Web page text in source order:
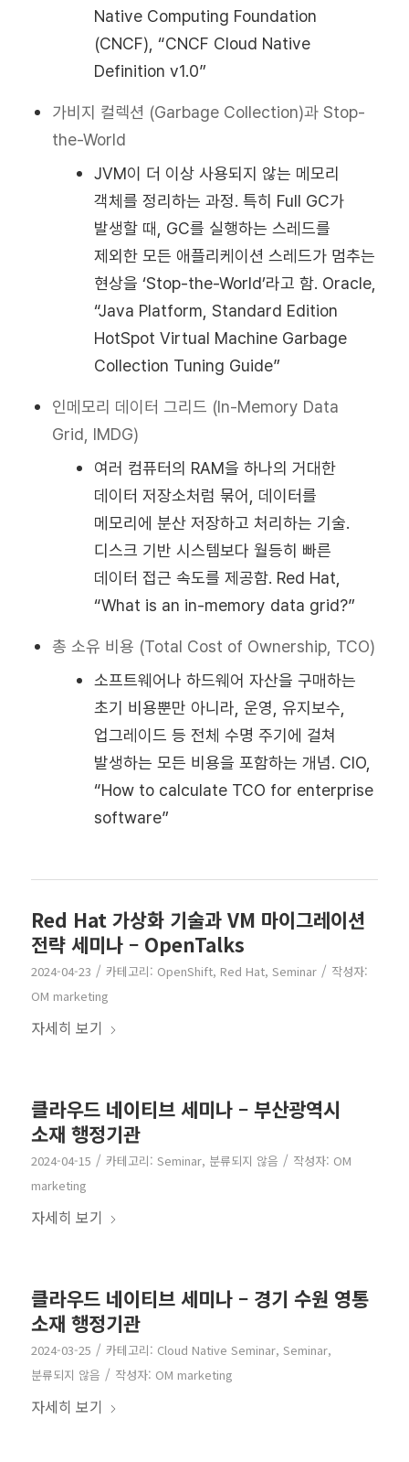
Native Computing Foundation
(CNCF), “CNCF Cloud Native
Definition v1.0”
가비지 컬렉션 (Garbage Collection)과 Stop-
the-World
JVM이 더 이상 사용되지 않는 메모리
객체를 정리하는 과정. 특히 Full GC가
발생할 때, GC를 실행하는 스레드를
제외한 모든 애플리케이션 스레드가 멈추는
현상을 ‘Stop-the-World’라고 함. Oracle,
“Java Platform, Standard Edition
HotSpot Virtual Machine Garbage
Collection Tuning Guide”
인메모리 데이터 그리드 (In-Memory Data
Grid, IMDG)
여러 컴퓨터의 RAM을 하나의 거대한
데이터 저장소처럼 묶어, 데이터를
메모리에 분산 저장하고 처리하는 기술.
디스크 기반 시스템보다 월등히 빠른
데이터 접근 속도를 제공함. Red Hat,
“What is an in-memory data grid?”
총 소유 비용 (Total Cost of Ownership, TCO)
소프트웨어나 하드웨어 자산을 구매하는
초기 비용뿐만 아니라, 운영, 유지보수,
업그레이드 등 전체 수명 주기에 걸쳐
발생하는 모든 비용을 포함하는 개념. CIO,
“How to calculate TCO for enterprise
software”
Red Hat 가상화 기술과 VM 마이그레이션
전략 세미나 – OpenTalks
2024-04-23 / 카테고리: OpenShift, Red Hat, Seminar / 작성자:
OM marketing
자세히 보기
클라우드 네이티브 세미나 – 부산광역시
소재 행정기관
2024-04-15 / 카테고리: Seminar, 분류되지 않음 / 작성자: OM
marketing
자세히 보기
클라우드 네이티브 세미나 – 경기 수원 영통
소재 행정기관
2024-03-25 / 카테고리: Cloud Native Seminar, Seminar,
분류되지 않음 / 작성자: OM marketing
자세히 보기